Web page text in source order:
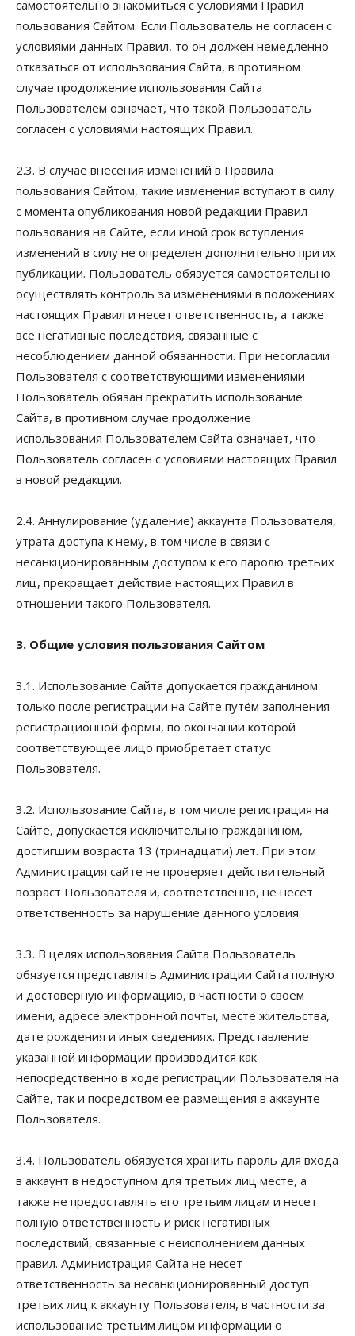
самостоятельно знакомиться с условиями Правил
пользования Сайтом. Если Пользователь не согласен с
условиями данных Правил, то он должен немедленно
отказаться от использования Сайта, в противном
случае продолжение использования Сайта
Пользователем означает, что такой Пользователь
согласен с условиями настоящих Правил.
2.3. В случае внесения изменений в Правила
пользования Сайтом, такие изменения вступают в силу
с момента опубликования новой редакции Правил
пользования на Сайте, если иной срок вступления
изменений в силу не определен дополнительно при их
публикации. Пользователь обязуется самостоятельно
осуществлять контроль за изменениями в положениях
настоящих Правил и несет ответственность, а также
все негативные последствия, связанные с
несоблюдением данной обязанности. При несогласии
Пользователя с соответствующими изменениями
Пользователь обязан прекратить использование
Сайта, в противном случае продолжение
использования Пользователем Сайта означает, что
Пользователь согласен с условиями настоящих Правил
в новой редакции.
2.4. Аннулирование (удаление) аккаунта Пользователя,
утрата доступа к нему, в том числе в связи с
несанкционированным доступом к его паролю третьих
лиц, прекращает действие настоящих Правил в
отношении такого Пользователя.
3. Общие условия пользования Сайтом
3.1. Использование Сайта допускается гражданином
только после регистрации на Сайте путём заполнения
регистрационной формы, по окончании которой
соответствующее лицо приобретает статус
Пользователя.
3.2. Использование Сайта, в том числе регистрация на
Сайте, допускается исключительно гражданином,
достигшим возраста 13 (тринадцати) лет. При этом
Администрация сайте не проверяет действительный
возраст Пользователя и, соответственно, не несет
ответственность за нарушение данного условия.
3.3. В целях использования Сайта Пользователь
обязуется представлять Администрации Сайта полную
и достоверную информацию, в частности о своем
имени, адресе электронной почты, месте жительства,
дате рождения и иных сведениях. Представление
указанной информации производится как
непосредственно в ходе регистрации Пользователя на
Сайте, так и посредством ее размещения в аккаунте
Пользователя.
3.4. Пользователь обязуется хранить пароль для входа
в аккаунт в недоступном для третьих лиц месте, а
также не предоставлять его третьим лицам и несет
полную ответственность и риск негативных
последствий, связанные с неисполнением данных
правил. Администрация Сайта не несет
ответственность за несанкционированный доступ
третьих лиц к аккаунту Пользователя, в частности за
использование третьим лицом информации о